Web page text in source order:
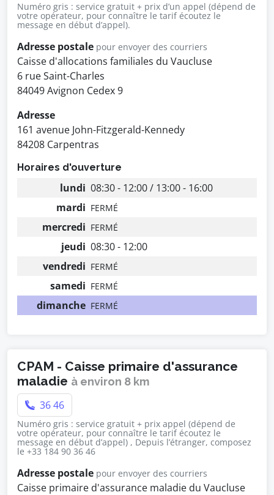
Numéro gris : service gratuit + prix d’un appel (dépend de
votre opérateur, pour connaître le tarif écoutez le
message en début d’appel).
Adresse postale pour envoyer des courriers
Caisse d'allocations familiales du Vaucluse
6 rue Saint-Charles
84049 Avignon Cedex 9
Adresse
161 avenue John-Fitzgerald-Kennedy
84208 Carpentras
Horaires d'ouverture
lundi 08:30 - 12:00 / 13:00 - 16:00
mardi FERMÉ
mercredi FERMÉ
jeudi 08:30 - 12:00
vendredi FERMÉ
samedi FERMÉ
dimanche FERMÉ
CPAM - Caisse primaire d'assurance
maladie à environ 8 km
36 46
Numéro gris : service gratuit + prix appel (dépend de
votre opérateur, pour connaître le tarif écoutez le
message en début d’appel) , Depuis l’étranger, composez
le +33 184 90 36 46
Adresse postale pour envoyer des courriers
Caisse primaire d'assurance maladie du Vaucluse